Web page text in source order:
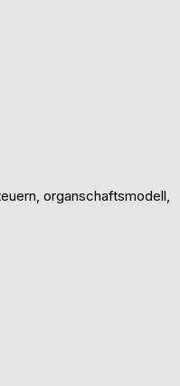
organschaftsmodell,